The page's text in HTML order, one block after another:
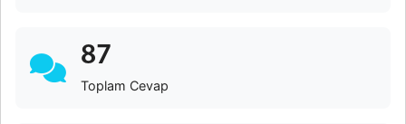
87
Toplam Cevap